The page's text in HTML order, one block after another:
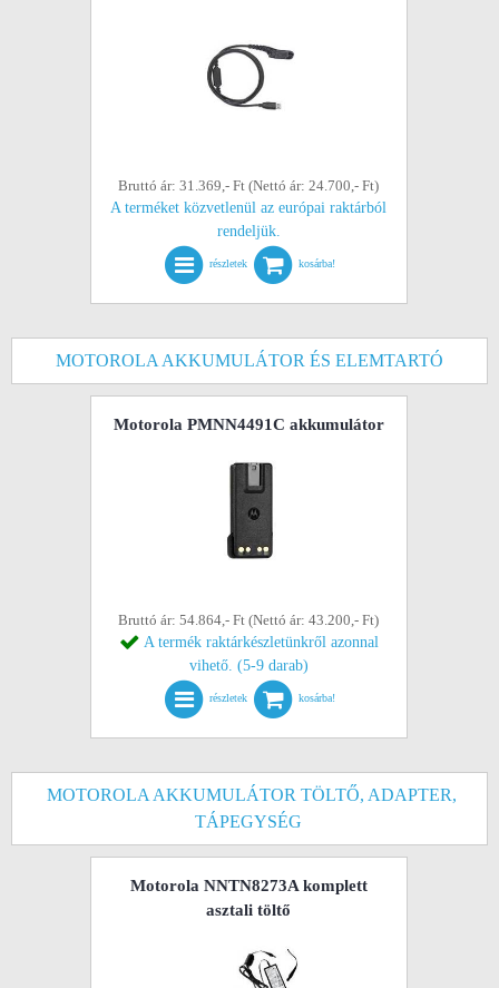
Bruttó ár: 31.369,- Ft (Nettó ár: 24.700,- Ft)
A terméket közvetlenül az európai raktárból
rendeljük.
részletek kosárba!
MOTOROLA AKKUMULÁTOR ÉS ELEMTARTÓ
Motorola PMNN4491C akkumulátor
Bruttó ár: 54.864,- Ft (Nettó ár: 43.200,- Ft)
A termék raktárkészletünkről azonnal
vihető. (5-9 darab)
részletek kosárba!
MOTOROLA AKKUMULÁTOR TÖLTŐ, ADAPTER,
TÁPEGYSÉG
Motorola NNTN8273A komplett
asztali töltő